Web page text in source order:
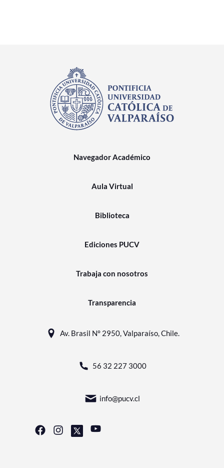
Navegador Académico
Aula Virtual
Biblioteca
Ediciones PUCV
Trabaja con nosotros
Transparencia
Av. Brasil N° 2950, Valparaíso, Chile.
56 32 227 3000
info@pucv.cl